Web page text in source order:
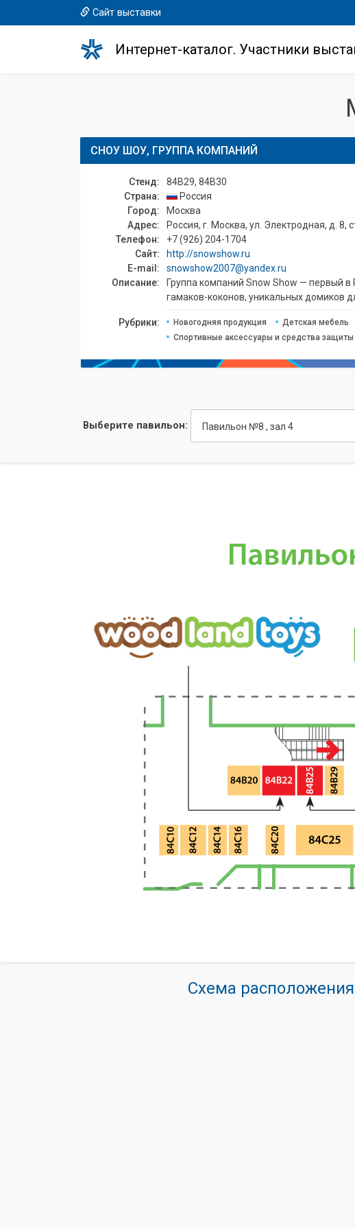
Сайт выставки
Интернет-каталог. Участники
СНОУ ШОУ, ГРУППА КОМПАНИЙ
Стенд:
84B29, 84B30
Страна:
Россия
Город:
Москва
Адрес:
Россия, г. Москва, ул. Электродная, д. 8,
Телефон:
+7 (926) 204-1704
Сайт:
http://snowshow.ru
E-mail:
snowshow2007@yandex.ru
Описание:
Группа компаний Snow Show — первый
гамаков-коконов, уникальных домиков
Рубрики: Новогодняя продукция Детская мебель
Спортивные аксессуары и средства защиты
Выберите павильон: Павильон №8 , зал 4
Схема